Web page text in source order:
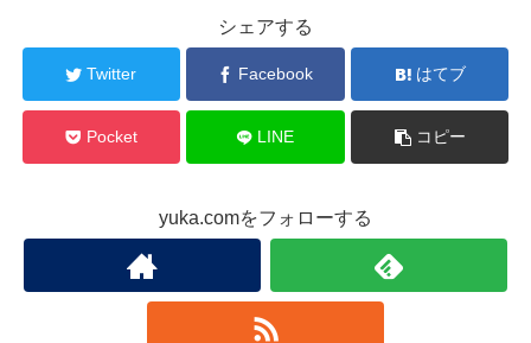
シェアする
Twitter Facebook はてブ
Pocket LINE コピー
yuka.comをフォローする